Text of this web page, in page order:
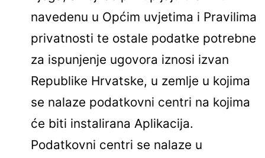
navedenu u Općim uvjetima i Pravilima
privatnosti te ostale podatke potrebne
za ispunjenje ugovora iznosi izvan
Republike Hrvatske, u zemlje u kojima
se nalaze podatkovni centri na kojima
će biti instalirana Aplikacija.
Podatkovni centri se nalaze u